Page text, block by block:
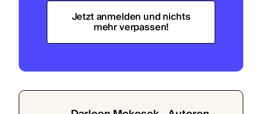
Jetzt anmelden und nichts
mehr verpassen!